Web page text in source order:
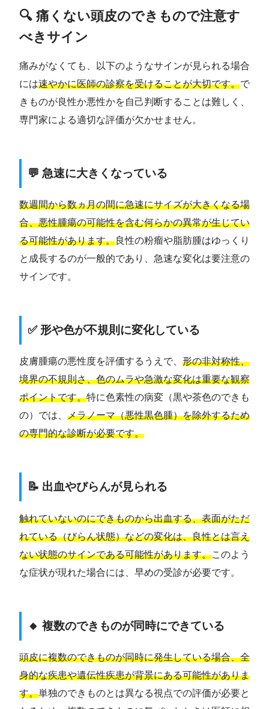
🔍 痛くない頭皮のできもので注意す
べきサイン
痛みがなくても、以下のようなサインが見られる場合
には速やかに医師の診察を受けることが大切です。で
きものが良性か悪性かを自己判断することは難しく、
専門家による適切な評価が欠かせません。
💬 急速に大きくなっている
数週間から数ヵ月の間に急速にサイズが大きくなる場
合、悪性腫瘍の可能性を含む何らかの異常が生じてい
る可能性があります。良性の粉瘤や脂肪腫はゆっくり
と成長するのが一般的であり、急速な変化は要注意の
サインです。
✅ 形や色が不規則に変化している
皮膚腫瘍の悪性度を評価するうえで、 形の非対称性、
境界の不規則さ、色のムラや急激な変化は重要な観察
ポイントです。特に色素性の病変（黒や茶色のできも
の）では、 メラノーマ（悪性黒色腫）を除外するため
の専門的な診断が必要です。
📝 出血やびらんが見られる
触れていないのにできものから出血する、表面がただ
れている（びらん状態）などの変化は、良性とは言え
ない状態のサインである可能性があります。このよう
な症状が現れた場合には、早めの受診が必要です。
🔸 複数のできものが同時にできている
頭皮に複数のできものが同時に発生している場合、全
身的な疾患や遺伝性疾患が背景にある可能性がありま
す。単独のできものとは異なる視点での評価が必要と